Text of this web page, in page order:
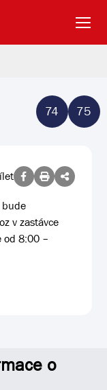
74 75
bude
v zastávce
od 8:00 –
o